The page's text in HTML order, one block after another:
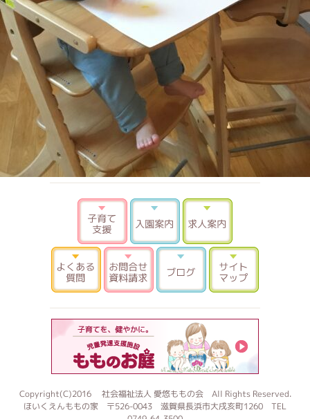
子育て支援入園案内
よくある質問お問合せ 資料請求
ブログ
Copyright(C)2016 社会福祉法人 愛悠ももの会 All Rights Reserved.
ほいくえんももの家 〒526-0043 滋賀県長浜市大戌亥町1260 TEL